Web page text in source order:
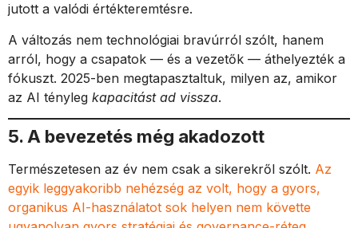
jutott a valódi értékteremtésre.
A változás nem technológiai bravúrról szólt, hanem
arról, hogy a csapatok — és a vezetők — áthelyezték a
fókuszt. 2025-ben megtapasztaltuk, milyen az, amikor
az AI tényleg kapacitást ad vissza.
5. A bevezetés még akadozott
Természetesen az év nem csak a sikerekről szólt. Az
egyik leggyakoribb nehézség az volt, hogy a gyors,
organikus AI-használatot sok helyen nem követte